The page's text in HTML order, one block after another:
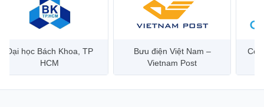
Đại học Bách Khoa, TP
HCM
Bưu điện Việt Nam –
Vietnam Post